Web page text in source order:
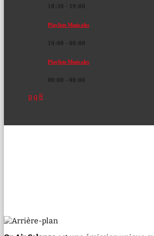
18:30 - 19:00
Playlists Musicales
19:00 - 00:00
Playlists Musicales
00:00 - 08:00